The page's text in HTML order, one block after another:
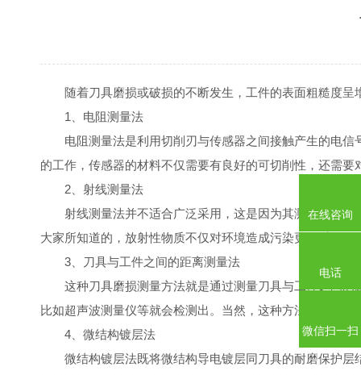
随着刀具磨损或破损的不断发生，工件的表面粗糙度呈增
1、电阻测量法
电阻测量法是利用切削刃与传感器之间接触产生的电信号脉
的工作，传感器的材料不仅需要有良好的可切削性，还需
2、射线测量法
射线测量法并不适合广泛采用，这是因为其测量本质的问题
大家所知道的，放射性物质不仅对环境造成污染更是对人体健
3、刀具与工件之间的距离测量法
这种刀具磨损测量方法就是通过测量刀具与工件之间的距离来
比如超声波测量仪等就会检测出。当然，这种方法也不是十
4、微结构镀层法
微结构镀层法既将微结构导电镀层同刀具的耐磨保护层结合在
在线咨询
电话
微信扫一扫